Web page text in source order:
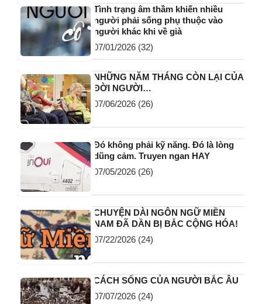
Tình trạng âm thầm khiến nhiều
người phải sống phụ thuộc vào
người khác khi về già
07/01/2026 (32)
NHỮNG NĂM THÁNG CÒN LẠI CỦA
ĐỜI NGƯỜI…
07/06/2026 (26)
Đó không phải kỹ năng. Đó là lòng
dũng cảm. Truyen ngan HAY
07/05/2026 (26)
CHUYỆN DÀI NGÔN NGỮ MIỀN
NAM ĐÃ DẦN BỊ BẮC CỘNG HÓA!
07/22/2026 (24)
CÁCH SỐNG CỦA NGƯỜI BẮC ÂU
07/07/2026 (24)